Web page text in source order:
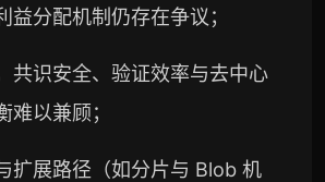
益分配机制仍存在争议；
共识安全、验证效率与去中心
难以兼顾；
扩展路径（如分片与 Blob 机